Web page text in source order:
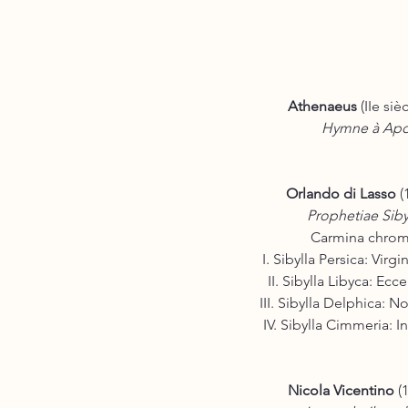
Athenaeus (IIe
Hymne à
Orlando di Lasso
Prophetiae
Carmina
I. Sibylla Persica:
II. Sibylla Libyca:
III. Sibylla Delphica:
IV. Sibylla Cimmeria:
Nicola Vicentino